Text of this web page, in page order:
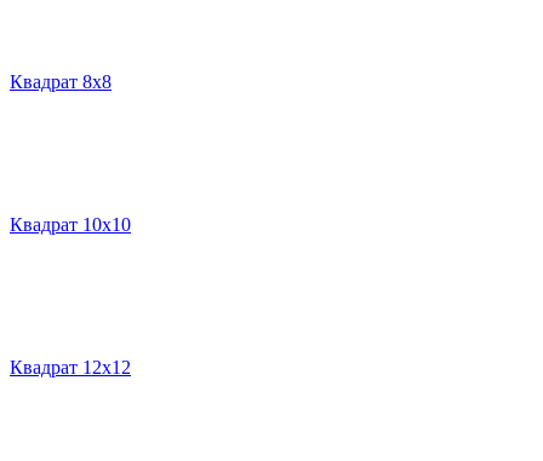
Квадрат 8х8
Квадрат 10х10
Квадрат 12х12